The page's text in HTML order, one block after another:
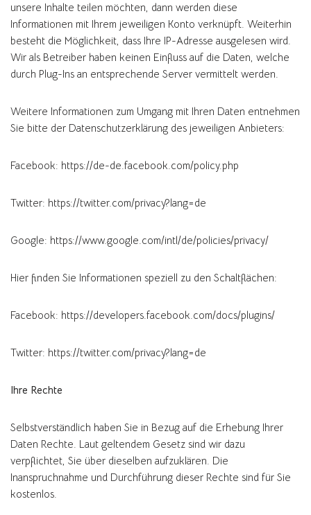
unsere Inhalte teilen möchten, dann werden diese
Informationen mit Ihrem jeweiligen Konto verknüpft. Weiterhin
besteht die Möglichkeit, dass Ihre IP-Adresse ausgelesen wird.
Wir als Betreiber haben keinen Einfluss auf die Daten, welche
durch Plug-Ins an entsprechende Server vermittelt werden.
Weitere Informationen zum Umgang mit Ihren Daten entnehmen
Sie bitte der Datenschutzerklärung des jeweiligen Anbieters:
Facebook: https://de-de.facebook.com/policy.php
Twitter: https://twitter.com/privacy?lang=de
Google: https://www.google.com/intl/de/policies/privacy/
Hier finden Sie Informationen speziell zu den Schaltflächen:
Facebook: https://developers.facebook.com/docs/plugins/
Twitter: https://twitter.com/privacy?lang=de
Ihre Rechte
Selbstverständlich haben Sie in Bezug auf die Erhebung Ihrer
Daten Rechte. Laut geltendem Gesetz sind wir dazu
verpflichtet, Sie über dieselben aufzuklären. Die
Inanspruchnahme und Durchführung dieser Rechte sind für Sie
kostenlos.